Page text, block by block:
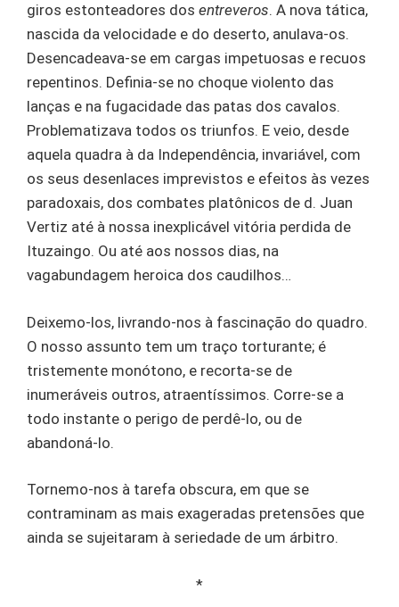
giros estonteadores dos entreveros. A nova tática,
nascida da velocidade e do deserto, anulava-os.
Desencadeava-se em cargas impetuosas e recuos
repentinos. Definia-se no choque violento das
lanças e na fugacidade das patas dos cavalos.
Problematizava todos os triunfos. E veio, desde
aquela quadra à da Independência, invariável, com
os seus desenlaces imprevistos e efeitos às vezes
paradoxais, dos combates platônicos de d. Juan
Vertiz até à nossa inexplicável vitória perdida de
Ituzaingo. Ou até aos nossos dias, na
vagabundagem heroica dos caudilhos…
Deixemo-los, livrando-nos à fascinação do quadro.
O nosso assunto tem um traço torturante; é
tristemente monótono, e recorta-se de
inumeráveis outros, atraentíssimos. Corre-se a
todo instante o perigo de perdê-lo, ou de
abandoná-lo.
Tornemo-nos à tarefa obscura, em que se
contraminam as mais exageradas pretensões que
ainda se sujeitaram à seriedade de um árbitro.
*